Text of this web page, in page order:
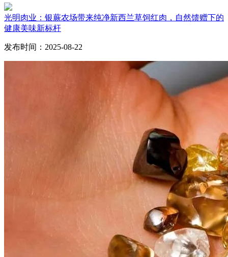
光明肉业：银蕨农场带来纯净新西兰草饲红肉，自然馈赠下的
健康美味新标杆
发布时间：2025-08-22